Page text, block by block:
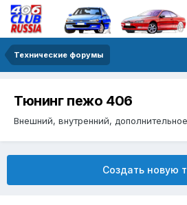
Технические форумы
Тюнинг пежо 406
Внешний, внутренний,
Создать новую